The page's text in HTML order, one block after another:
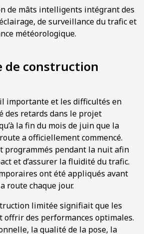
de mâts intelligents intégrant des
de surveillance du trafic et
météorologique.
de construction
importante et les difficultés en
des retards dans le projet
la fin du mois de juin que la
a officiellement commencé.
programmés pendant la nuit afin
et d’assurer la fluidité du trafic.
ont été appliqués avant
route chaque jour.
limitée signifiait que les
offrir des performances optimales.
la qualité de la pose, la